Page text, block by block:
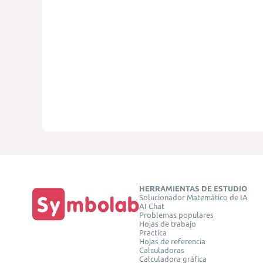
HERRAMIENTAS DE ESTUDIO
Solucionador Matemático de IA
AI Chat
Problemas populares
Hojas de trabajo
Practica
Hojas de referencia
Calculadoras
Calculadora gráfica